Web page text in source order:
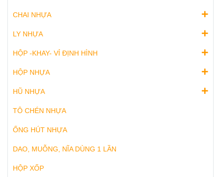
CHAI NHỰA
LY NHỰA
HỘP -KHAY- VỈ ĐỊNH HÌNH
HỘP NHỰA
HŨ NHỰA
TÔ CHÉN NHỰA
ỐNG HÚT NHỰA
DAO, MUỖNG, NĨA DÙNG 1 LẦN
HỘP XỐP